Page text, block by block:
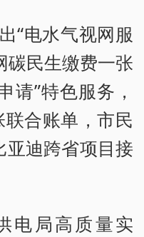
“电水气视网服
碳民生缴费一张
请”特色服务，
合账单，市民
迪跨省项目接
电局高质量实